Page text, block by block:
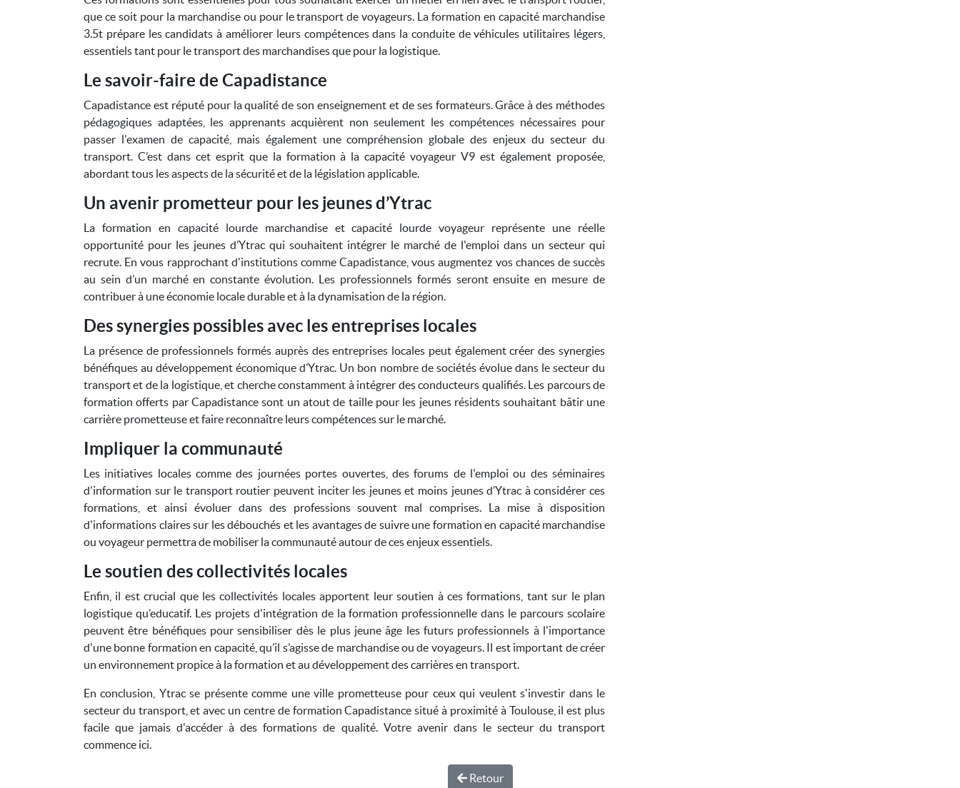
que ce soit pour la marchandise ou pour le transport de voyageurs. La formation en capacité marchandise
3.5t prépare les candidats à améliorer leurs compétences dans la conduite de véhicules utilitaires légers,
essentiels tant pour le transport des marchandises que pour la logistique.
Le savoir-faire de Capadistance
Capadistance est réputé pour la qualité de son enseignement et de ses formateurs. Grâce à des méthodes
pédagogiques adaptées, les apprenants acquièrent non seulement les compétences nécessaires pour
passer l'examen de capacité, mais également une compréhension globale des enjeux du secteur du
transport. C’est dans cet esprit que la formation à la capacité voyageur V9 est également proposée,
abordant tous les aspects de la sécurité et de la législation applicable.
Un avenir prometteur pour les jeunes d’Ytrac
La formation en capacité lourde marchandise et capacité lourde voyageur représente une réelle
opportunité pour les jeunes d’Ytrac qui souhaitent intégrer le marché de l'emploi dans un secteur qui
recrute. En vous rapprochant d'institutions comme Capadistance, vous augmentez vos chances de succès
au sein d’un marché en constante évolution. Les professionnels formés seront ensuite en mesure de
contribuer à une économie locale durable et à la dynamisation de la région.
Des synergies possibles avec les entreprises locales
La présence de professionnels formés auprès des entreprises locales peut également créer des synergies
bénéfiques au développement économique d’Ytrac. Un bon nombre de sociétés évolue dans le secteur du
transport et de la logistique, et cherche constamment à intégrer des conducteurs qualifiés. Les parcours de
formation offerts par Capadistance sont un atout de taille pour les jeunes résidents souhaitant bâtir une
carrière prometteuse et faire reconnaître leurs compétences sur le marché.
Impliquer la communauté
Les initiatives locales comme des journées portes ouvertes, des forums de l'emploi ou des séminaires
d'information sur le transport routier peuvent inciter les jeunes et moins jeunes d’Ytrac à considérer ces
formations, et ainsi évoluer dans des professions souvent mal comprises. La mise à disposition
d'informations claires sur les débouchés et les avantages de suivre une formation en capacité marchandise
ou voyageur permettra de mobiliser la communauté autour de ces enjeux essentiels.
Le soutien des collectivités locales
Enfin, il est crucial que les collectivités locales apportent leur soutien à ces formations, tant sur le plan
logistique qu’educatif. Les projets d'intégration de la formation professionnelle dans le parcours scolaire
peuvent être bénéfiques pour sensibiliser dès le plus jeune âge les futurs professionnels à l'importance
d'une bonne formation en capacité, qu’il s’agisse de marchandise ou de voyageurs. Il est important de créer
un environnement propice à la formation et au développement des carrières en transport.
En conclusion, Ytrac se présente comme une ville prometteuse pour ceux qui veulent s'investir dans le
secteur du transport, et avec un centre de formation Capadistance situé à proximité à Toulouse, il est plus
facile que jamais d'accéder à des formations de qualité. Votre avenir dans le secteur du transport
commence ici.
Retour